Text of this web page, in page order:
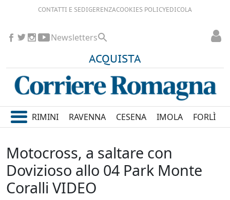
CONTATTI E SEDIGERENZACOOKIES POLICYEDICOLA
ACQUISTA
Newsletters
RIMINI RAVENNA CESENA IMOLA FORLÌ
Motocross, a saltare con
Dovizioso allo 04 Park Monte
Coralli VIDEO